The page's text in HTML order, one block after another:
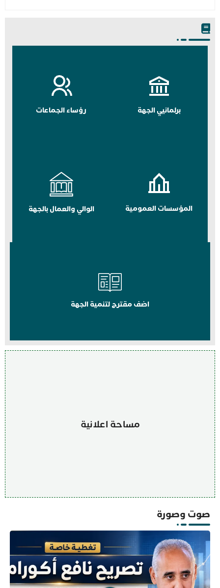
برلمانيي الجهة رؤساء الجماعات
المؤسسات العمومية الوالي والعمال بالجهة
اضف مقترح لتنمية الجهة
مساحة اعلانية
صوت وصورة